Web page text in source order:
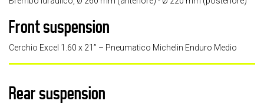
Front suspension
Cerchio Excel 1.60 x 21’’ – Pneumatico Michelin Enduro Medio
Rear suspension